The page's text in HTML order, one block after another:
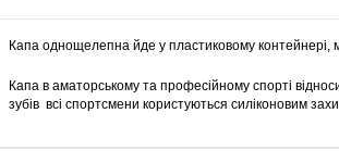
Капа однощелепна йде у пластиковому контейнері,
Капа в аматорському та професійному спорті
зубів всі спортсмени користуються силіконовим